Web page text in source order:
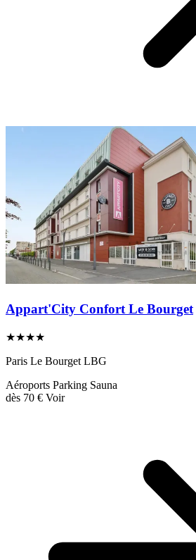
Appart'City Confort Le Bourget
★★★★
Paris Le Bourget LBG
Aéroports Parking Sauna
dès 70 € Voir